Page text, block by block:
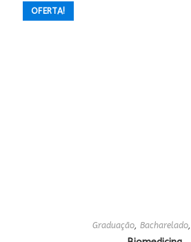
OFERTA!
Graduação, Bacharelado,